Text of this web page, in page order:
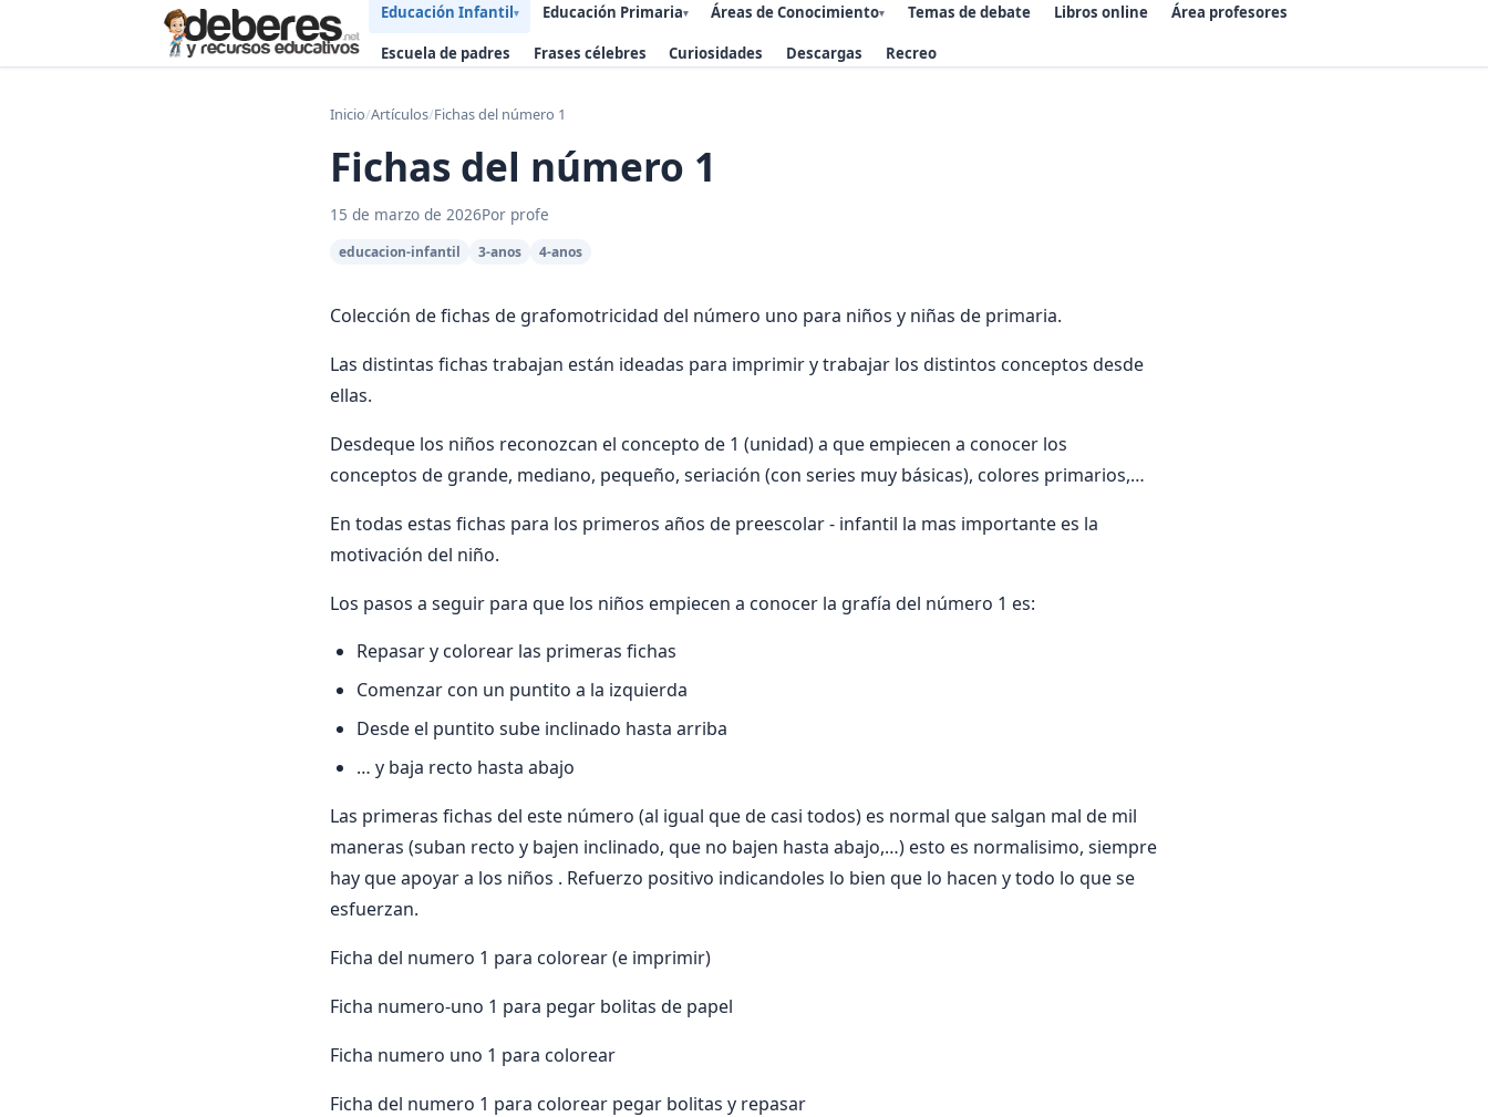
Educación Infantil▾ Educación Primaria▾ Áreas de Conocimiento▾ Temas de debate Libros online Área profesores
Escuela de padres Frases célebres Curiosidades Descargas Recreo
Inicio/Artículos/Fichas del número 1
Fichas del número 1
15 de marzo de 2026Por profe
educacion-infantil 3-anos 4-anos
Colección de fichas de grafomotricidad del número uno para niños y niñas de primaria.
Las distintas fichas trabajan están ideadas para imprimir y trabajar los distintos conceptos desde
ellas.
Desdeque los niños reconozcan el concepto de 1 (unidad) a que empiecen a conocer los
conceptos de grande, mediano, pequeño, seriación (con series muy básicas), colores primarios,…
En todas estas fichas para los primeros años de preescolar - infantil la mas importante es la
motivación del niño.
Los pasos a seguir para que los niños empiecen a conocer la grafía del número 1 es:
Repasar y colorear las primeras fichas
Comenzar con un puntito a la izquierda
Desde el puntito sube inclinado hasta arriba
… y baja recto hasta abajo
Las primeras fichas del este número (al igual que de casi todos) es normal que salgan mal de mil
maneras (suban recto y bajen inclinado, que no bajen hasta abajo,…) esto es normalisimo, siempre
hay que apoyar a los niños . Refuerzo positivo indicandoles lo bien que lo hacen y todo lo que se
esfuerzan.
Ficha del numero 1 para colorear (e imprimir)
Ficha numero-uno 1 para pegar bolitas de papel
Ficha numero uno 1 para colorear
Ficha del numero 1 para colorear pegar bolitas y repasar